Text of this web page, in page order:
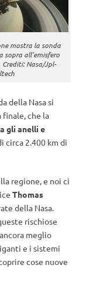
mostra la sonda
sopra all’emisfero
Nasa/Jpl-
della Nasa si
che la
gli anelli e
circa 2.400 km di
regione, e noi ci
Thomas
della Nasa.
rischiose
meglio
e i sistemi
cose nuove